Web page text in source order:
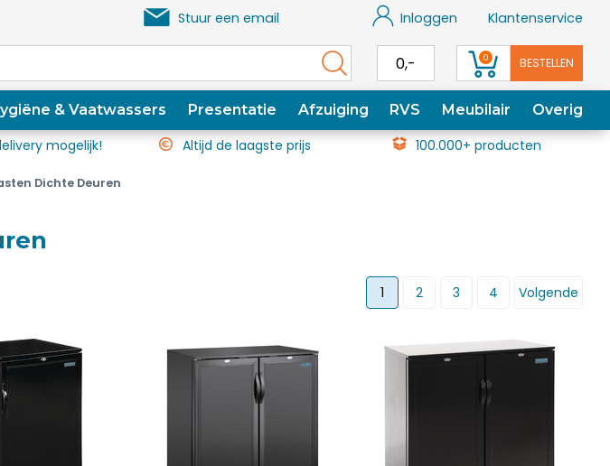
Stuur een email Inloggen Klantenservice
0,- 0 BESTELLEN
& Vaatwassers Presentatie Afzuiging RVS Meubilair Overig
mogelijk! Altijd de laagste prijs 100.000+ producten
Dichte Deuren
1 2 3 4 Volgende